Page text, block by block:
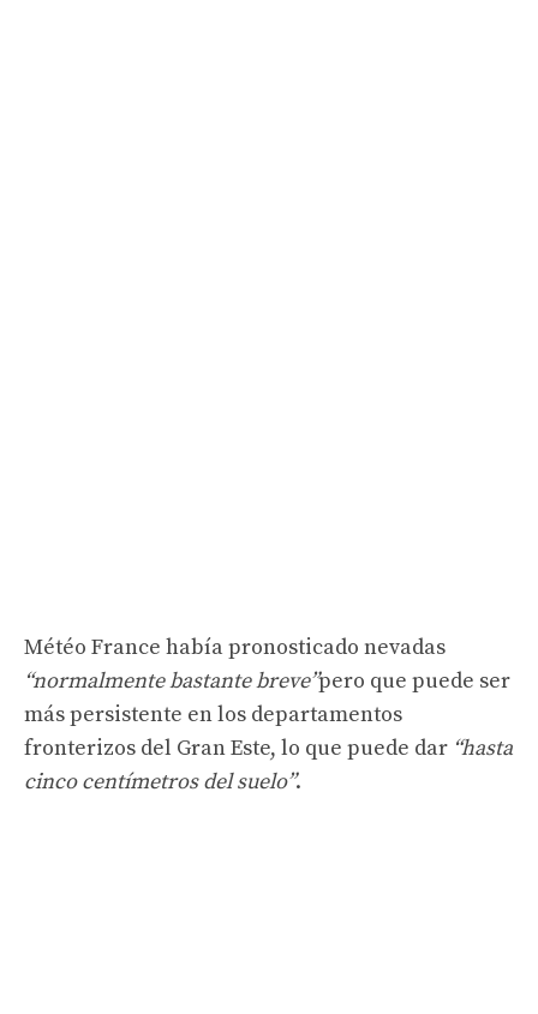
Météo France había pronosticado nevadas
“normalmente bastante breve”pero que puede ser
más persistente en los departamentos
fronterizos del Gran Este, lo que puede dar “hasta
cinco centímetros del suelo”.